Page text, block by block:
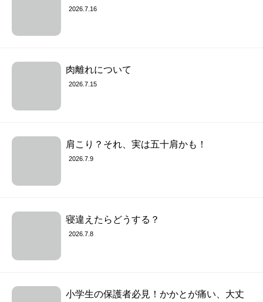
2026.7.16
肉離れについて
2026.7.15
肩こり？それ、実は五十肩かも！
2026.7.9
寝違えたらどうする？
2026.7.8
小学生の保護者必見！かかとが痛い、大丈